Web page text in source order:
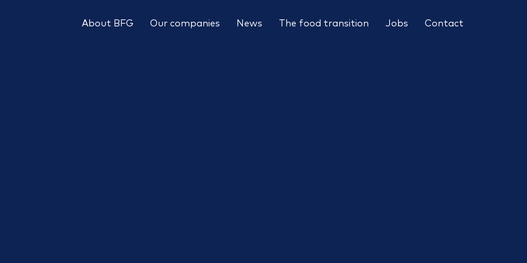
About BFG Our companies News The food transition Jobs Contact